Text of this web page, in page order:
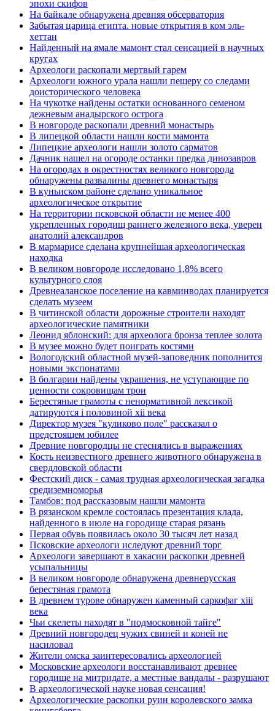
эпохи скифов
На байкале обнаружена древняя обсерватория
Забытая царица египта. новые открытия в ком эль-
хеттан
Найденный на ямале мамонт стал сенсацией в научных
кругах
Археологи раскопали мертвый гарем
Археологи южного урала нашли пещеру со следами
доисторического человека
На чукотке найдены остатки основанного семеном
дежневым анадырского острога
В новгороде раскопали древний монастырь
В липецкой области нашли кости мамонта
Липецкие археологи нашли золото сарматов
Дачник нашел на огороде останки предка динозавров
На огородах в окрестностях великого новгорода
обнаружены развалины древнего монастыря
В куньиском районе сделано уникальное
археологическое открытие
На территории псковской области не менее 400
укрепленных городищ раннего железного века, уверен
анатолий александров
В мармарисе сделана крупнейшая археологическая
находка
В великом новгороде исследовано 1,8% всего
культурного слоя
Древнеаланское поселение на кавминводах планируется
сделать музеем
В читинской области дорожные строители находят
археологические памятники
Леонид яблонский: для археолога бронза теплее золота
В музее можно будет поиграть костями
Вологодский областной музей-заповедник пополнится
новыми экспонатами
В болгарии найдены украшения, не уступающие по
ценности сокровищам трои
Берестяные грамоты с ненормативной лексикой
датируются i половиной xii века
Директор музея "куликово поле" рассказал о
предстоящем юбилее
Древние новгородцы не стеснялись в выражениях
Кость неизвестного древнего животного обнаружена в
свердловской области
Фестский диск - самая трудная археологическая загадка
средиземноморья
Тамбов: под рассказовым нашли мамонта
В рязанском кремле состоялась презентация клада,
найденного в июле на городище старая рязань
Первая обувь появилась около 30 тысяч лет назад
Псковские археологи иследуют древний торг
Археологи завершают в хакасии раскопки древней
усыпальницы
В великом новгороде обнаружена древнерусская
берестяная грамота
В древнем турове обнаружен каменный саркофаг xiii
века
Чьи скелеты находят в "подмосковной тайге"
Древний новгородец чужих свиней и коней не
насиловал
Жители омска заинтересовались археологией
Московские археологи восстанавливают древнее
городище на митридате, а местные вандалы - разрушают
В археологической науке новая сенсация!
Археологические раскопки руин королевского замка